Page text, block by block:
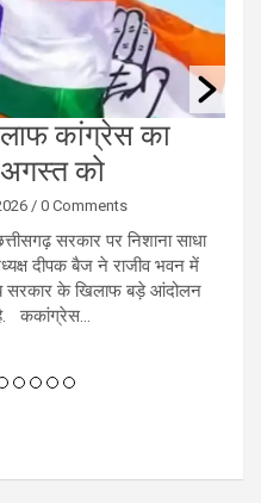
कांग्रेस का
को
/ 0 Comments
सरकार पर निशाना साधा
दीपक बैज ने राजीव भवन में
सरकार के खिलाफ बड़े आंदोलन
ककांग्रेस...